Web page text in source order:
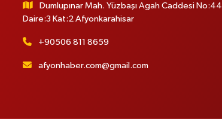
Dumlupınar Mah. Yüzbaşı Agah Caddesi No:44
Daire:3 Kat:2 Afyonkarahisar
+90506 811 8659
afyonhaber.com@gmail.com